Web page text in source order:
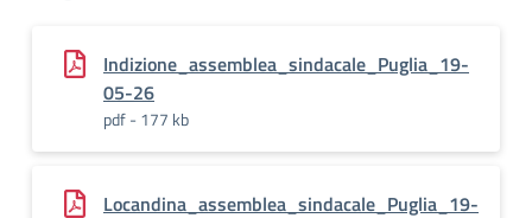
Indizione_assemblea_sindacale_Puglia_19-
05-26
pdf - 177 kb
Locandina_assemblea_sindacale_Puglia_19-